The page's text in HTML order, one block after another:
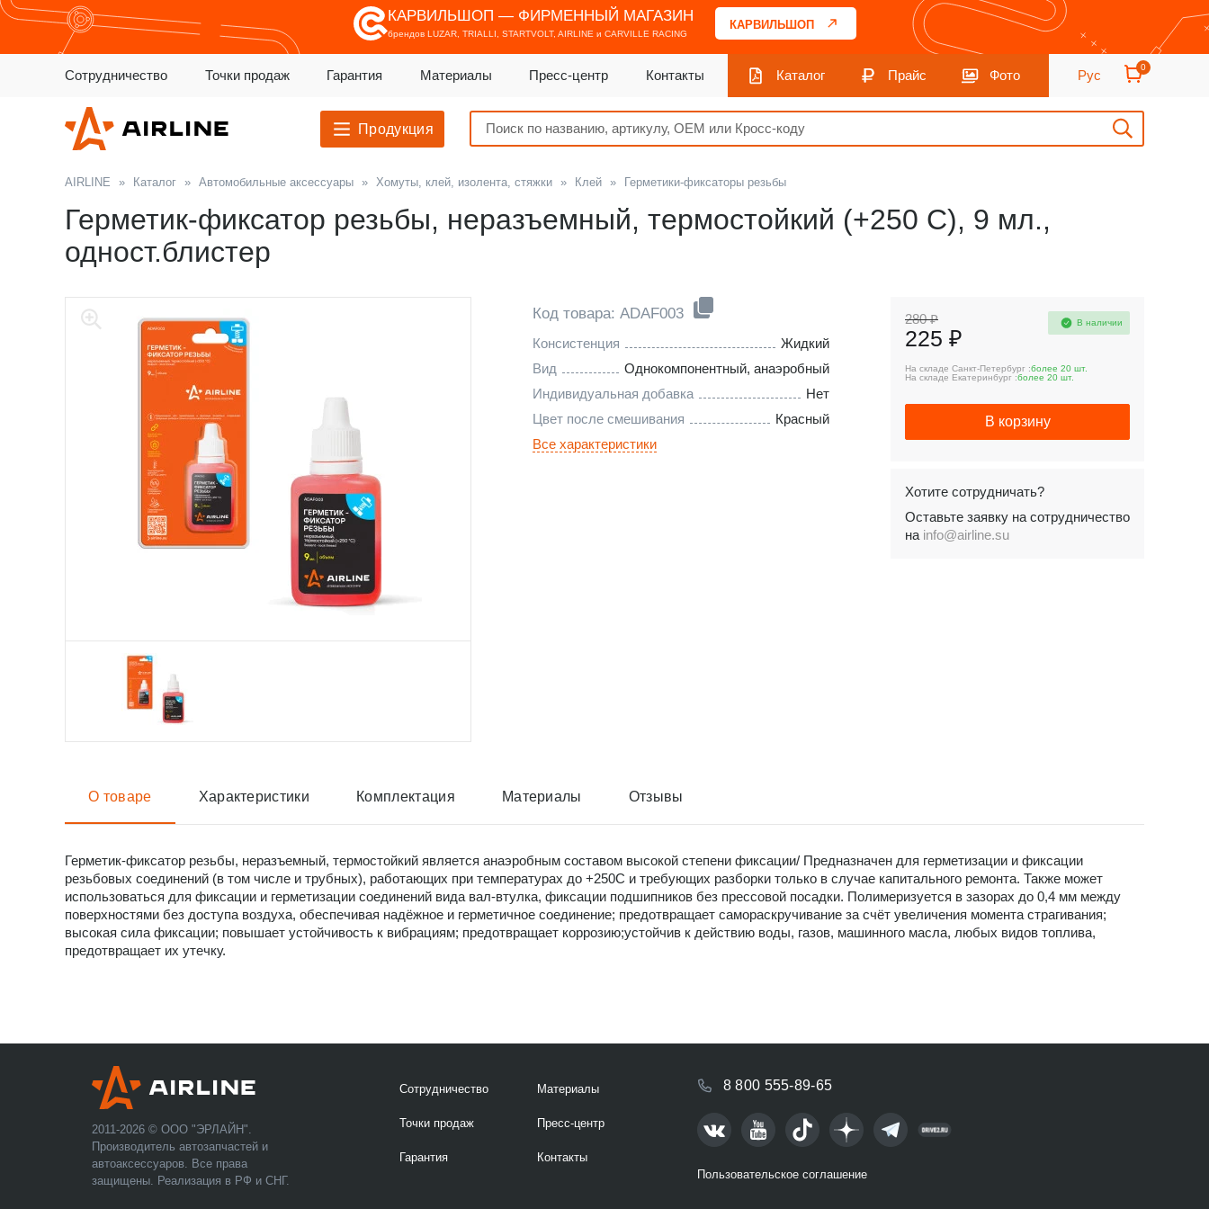
КАРВИЛЬШОП — ФИРМЕННЫЙ МАГАЗИН
брендов LUZAR, TRIALLI, STARTVOLT, AIRLINE и CARVILLE RACING
КАРВИЛЬШОП
Сотрудничество Точки продаж Гарантия Материалы Пресс-центр Контакты Каталог Прайс Фото Рус
0
Продукция
AIRLINE » Каталог » Автомобильные аксессуары » Хомуты, клей, изолента, стяжки » Клей » Герметики-фиксаторы резьбы
Герметик-фиксатор резьбы, неразъемный, термостойкий (+250 С), 9 мл.,
одност.блистер
Код товара: ADAF003
Консистенция
Жидкий
Вид
Однокомпонентный, анаэробный
Индивидуальная добавка
Нет
Цвет после смешивания
Красный
Все характеристики
280 ₽
225 ₽
В наличии
На складе Санкт-Петербург :более 20 шт.
На складе Екатеринбург :более 20 шт.
В корзину
Хотите сотрудничать?
Оставьте заявку на сотрудничество
на info@airline.su
О товаре Характеристики Комплектация Материалы Отзывы
Герметик-фиксатор резьбы, неразъемный, термостойкий является анаэробным составом высокой степени фиксации/ Предназначен для герметизации и фиксации
резьбовых соединений (в том числе и трубных), работающих при температурах до +250С и требующих разборки только в случае капитального ремонта. Также может
использоваться для фиксации и герметизации соединений вида вал-втулка, фиксации подшипников без прессовой посадки. Полимеризуется в зазорах до 0,4 мм между
поверхностями без доступа воздуха, обеспечивая надёжное и герметичное соединение; предотвращает самораскручивание за счёт увеличения момента страгивания;
высокая сила фиксации; повышает устойчивость к вибрациям; предотвращает коррозию;устойчив к действию воды, газов, машинного масла, любых видов топлива,
предотвращает их утечку.
2011-2026 © ООО "ЭРЛАЙН".
Производитель автозапчастей и
автоаксессуаров. Все права
защищены. Реализация в РФ и СНГ.
Сотрудничество
Точки продаж
Гарантия
Материалы
Пресс-центр
Контакты
8 800 555-89-65
Пользовательское соглашение